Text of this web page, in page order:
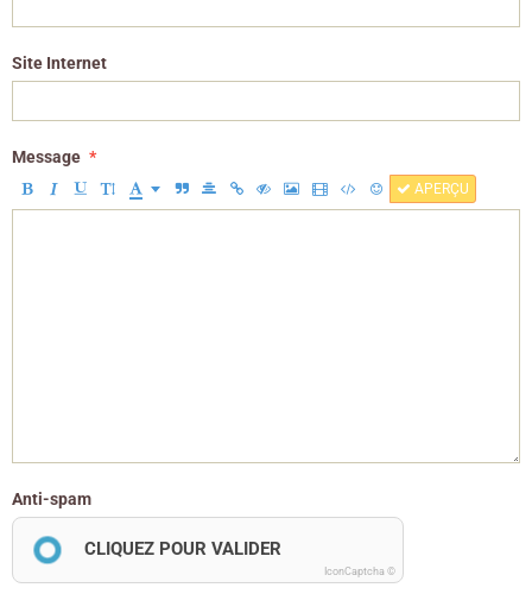
Site Internet
Message
APERÇU
Anti-spam
CLIQUEZ POUR VALIDER
IconCaptcha ©